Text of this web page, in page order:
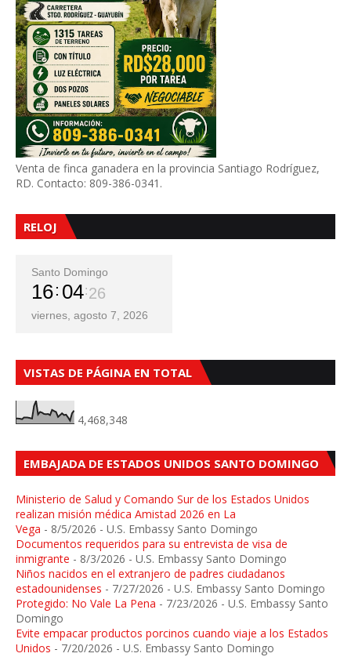
Venta de finca ganadera en la provincia Santiago Rodríguez,
RD. Contacto: 809-386-0341.
RELOJ
Santo Domingo
16 04 28
viernes, agosto 7, 2026
VISTAS DE PÁGINA EN TOTAL
4,468,348
EMBAJADA DE ESTADOS UNIDOS SANTO DOMINGO
Ministerio de Salud y Comando Sur de los Estados Unidos
realizan misión médica Amistad 2026 en La
Vega - 8/5/2026 - U.S. Embassy Santo Domingo
Documentos requeridos para su entrevista de visa de
inmigrante - 8/3/2026 - U.S. Embassy Santo Domingo
Niños nacidos en el extranjero de padres ciudadanos
estadounidenses - 7/27/2026 - U.S. Embassy Santo Domingo
Protegido: No Vale La Pena - 7/23/2026 - U.S. Embassy Santo
Domingo
Evite empacar productos porcinos cuando viaje a los Estados
Unidos - 7/20/2026 - U.S. Embassy Santo Domingo